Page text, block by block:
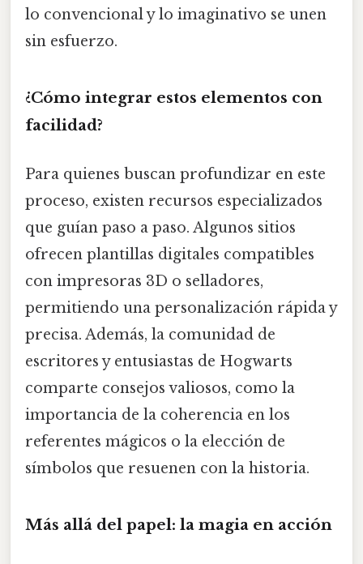
lo convencional y lo imaginativo se unen
sin esfuerzo.
¿Cómo integrar estos elementos con
facilidad?
Para quienes buscan profundizar en este
proceso, existen recursos especializados
que guían paso a paso. Algunos sitios
ofrecen plantillas digitales compatibles
con impresoras 3D o selladores,
permitiendo una personalización rápida y
precisa. Además, la comunidad de
escritores y entusiastas de Hogwarts
comparte consejos valiosos, como la
importancia de la coherencia en los
referentes mágicos o la elección de
símbolos que resuenen con la historia.
Más allá del papel: la magia en acción